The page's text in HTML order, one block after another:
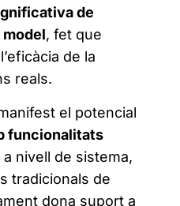
de
, fet que
de la
reals.
el potencial
funcionalitats
nivell de sistema,
tradicionals de
dona suport a